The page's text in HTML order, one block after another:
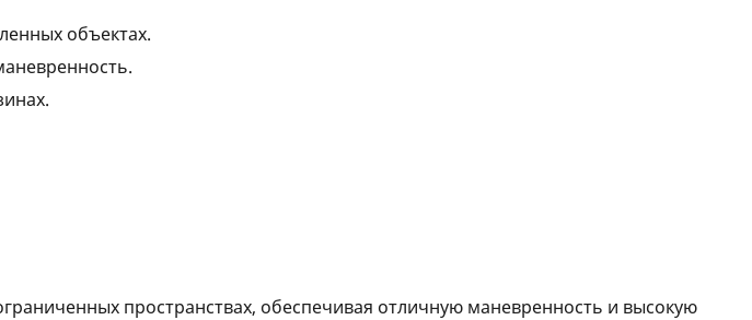
объектах.
пространствах, обеспечивая отличную маневренность и высокую